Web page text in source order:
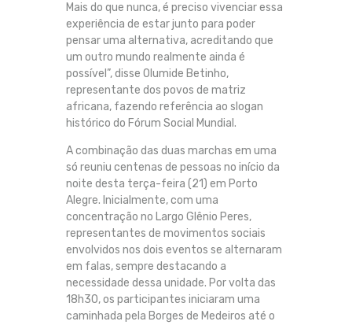
Mais do que nunca, é preciso vivenciar essa
experiência de estar junto para poder
pensar uma alternativa, acreditando que
um outro mundo realmente ainda é
possível”, disse Olumide Betinho,
representante dos povos de matriz
africana, fazendo referência ao slogan
histórico do Fórum Social Mundial.
A combinação das duas marchas em uma
só reuniu centenas de pessoas no início da
noite desta terça-feira (21) em Porto
Alegre. Inicialmente, com uma
concentração no Largo Glênio Peres,
representantes de movimentos sociais
envolvidos nos dois eventos se alternaram
em falas, sempre destacando a
necessidade dessa unidade. Por volta das
18h30, os participantes iniciaram uma
caminhada pela Borges de Medeiros até o